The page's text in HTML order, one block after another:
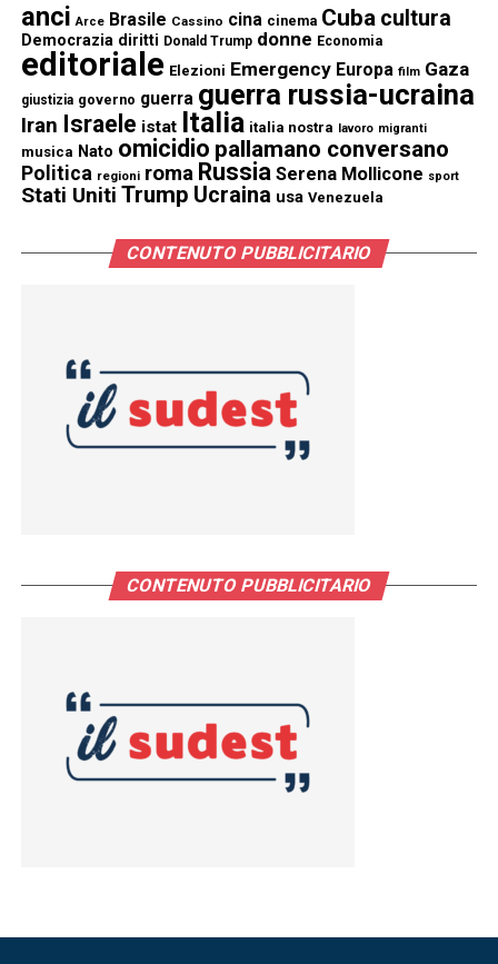
anci Arce Brasile Cassino cina cinema Cuba cultura
Democrazia diritti Donald Trump donne Economia
editoriale Elezioni Emergency Europa film Gaza
giustizia governo guerra guerra russia-ucraina
Iran Israele istat Italia italia nostra lavoro migranti
musica Nato omicidio pallamano conversano
Politica regioni roma Russia Serena Mollicone sport
Stati Uniti Trump Ucraina usa Venezuela
CONTENUTO PUBBLICITARIO
CONTENUTO PUBBLICITARIO